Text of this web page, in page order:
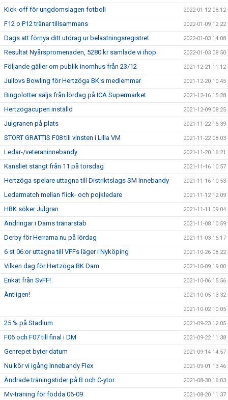
Kick-off för ungdomslagen fotboll 2022-01-12 08:12
F12 o P12 tränar tillsammans 2022-01-09 12:22
Dags att förnya ditt utdrag ur belastningsregistret 2022-01-03 14:08
Resultat Nyårspromenaden, 5280 kr samlade vi ihop 2022-01-03 08:50
Följande gäller om publik inomhus från 23/12 2021-12-21 11:12
Jullovs Bowling för Hertzöga BK:s medlemmar 2021-12-20 10:45
Bingolotter säljs från lördag på ICA Supermarket 2021-12-16 15:28
Hertzögacupen inställd 2021-12-09 08:25
Julgranen på plats 2021-11-22 16:39
STORT GRATTIS F08 till vinsten i Lilla VM 2021-11-22 08:03
Ledar-/veteraninnebandy 2021-11-20 16:21
Kansliet stängt från 11 på torsdag 2021-11-16 10:57
Hertzöga spelare uttagna till Distriktslags SM Innebandy 2021-11-16 10:53
Ledarmatch mellan flick- och pojkledare 2021-11-12 12:09
HBK söker Julgran 2021-11-11 09:04
Ändringar i Dams tränarstab 2021-11-08 10:59
Derby för Herrarna nu på lördag 2021-11-03 16:17
6 st 06:or uttagna till VFFs läger i Nyköping 2021-10-26 08:22
Vilken dag för Hertzöga BK Dam 2021-10-09 19:00
Enkät från SvFF! 2021-10-06 15:56
Äntligen! 2021-10-05 13:32
2021-10-02 10:05
25 % på Stadium 2021-09-23 12:05
F06 och F07 till final i DM 2021-09-22 11:38
Genrepet byter datum 2021-09-14 14:57
Nu kör vi igång Innebandy Flex 2021-09-01 13:46
Ändrade träningstider på B och C-ytor 2021-08-30 16:03
Mv-träning för födda 06-09 2021-08-20 11:37